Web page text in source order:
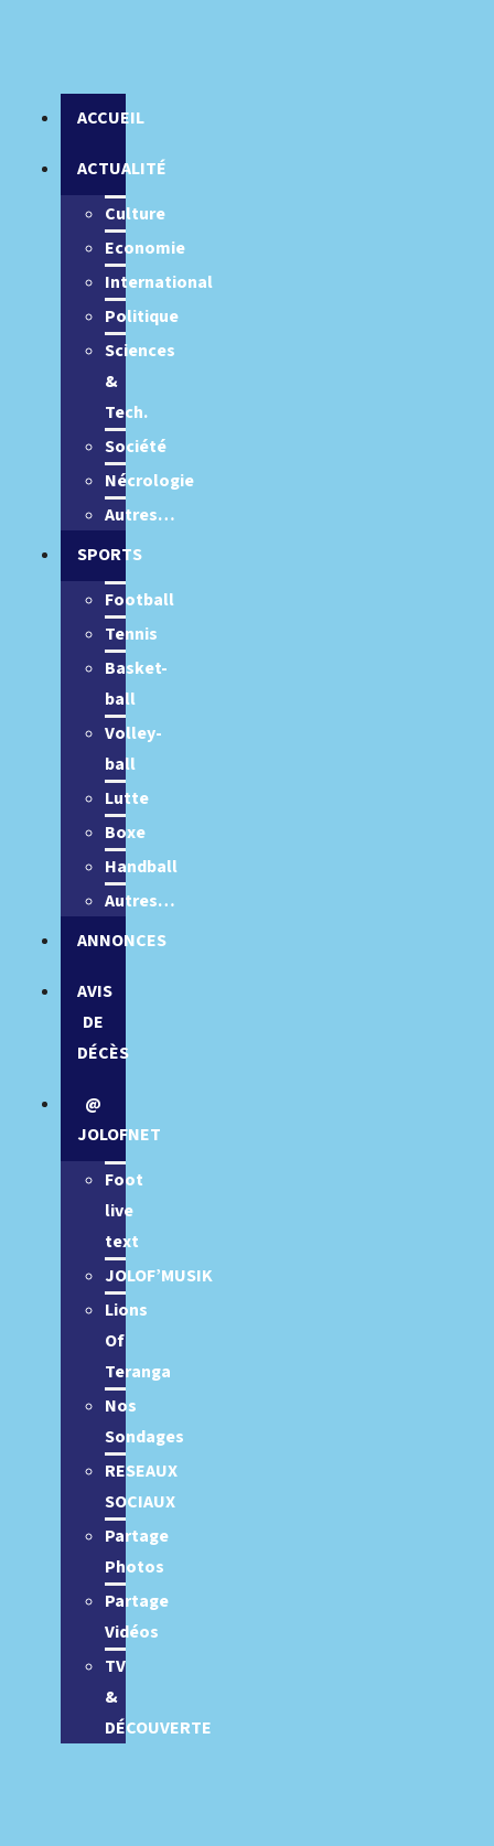
ACCUEIL
ACTUALITÉ
Culture
Economie
International
Politique
Sciences
&
Tech.
Société
Nécrologie
Autres…
SPORTS
Football
Tennis
Basket-
ball
Volley-
ball
Lutte
Boxe
Handball
Autres…
ANNONCES
AVIS
DE
DÉCÈS
@
JOLOFNET
Foot
live
text
JOLOF’MUSIK
Lions
Of
Teranga
Nos
Sondages
RESEAUX
SOCIAUX
Partage
Photos
Partage
Vidéos
TV
&
DÉCOUVERTE